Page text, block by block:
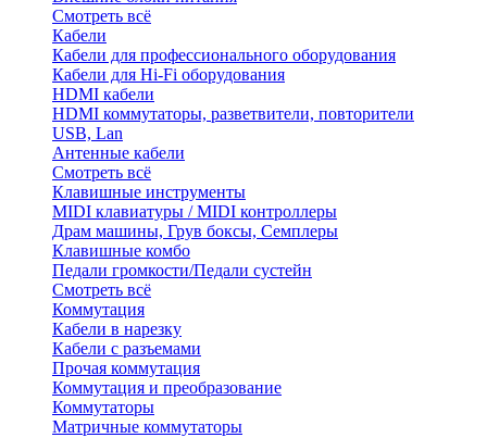
Смотреть всё
Кабели
Кабели для профессионального оборудования
Кабели для Hi-Fi оборудования
HDMI кабели
HDMI коммутаторы, разветвители, повторители
USB, Lan
Антенные кабели
Смотреть всё
Клавишные инструменты
MIDI клавиатуры / MIDI контроллеры
Драм машины, Грув боксы, Семплеры
Клавишные комбо
Педали громкости/Педали сустейн
Смотреть всё
Коммутация
Кабели в нарезку
Кабели с разъемами
Прочая коммутация
Коммутация и преобразование
Коммутаторы
Матричные коммутаторы